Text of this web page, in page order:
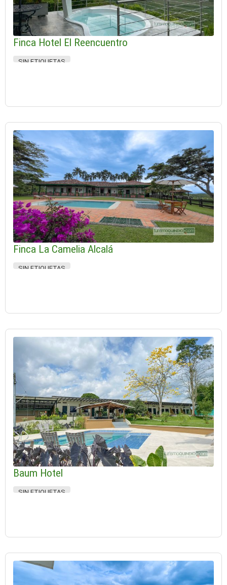
Finca Hotel El Reencuentro
SIN ETIQUETAS
Finca La Camelia Alcalá
SIN ETIQUETAS
Baum Hotel
SIN ETIQUETAS